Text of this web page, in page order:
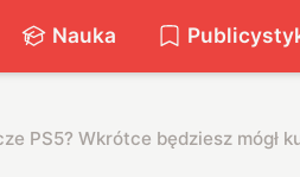
Nauka
PS5? Wkrótce będziesz mógł